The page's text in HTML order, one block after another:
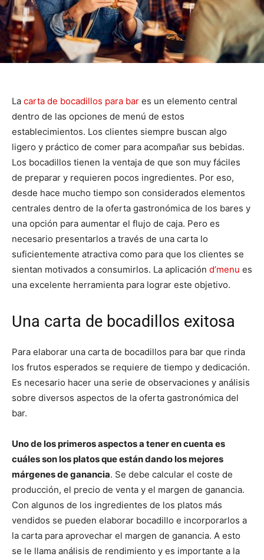
La carta de bocadillos para bar es un elemento central
dentro de las opciones de menú de estos
establecimientos. Los clientes siempre buscan algo
ligero y práctico de comer para acompañar sus bebidas.
Los bocadillos tienen la ventaja de que son muy fáciles
de preparar y requieren pocos ingredientes. Por eso,
desde hace mucho tiempo son considerados elementos
centrales dentro de la oferta gastronómica de los bares y
una opción para aumentar el flujo de caja. Pero es
necesario presentarlos a través de una carta lo
suficientemente atractiva como para que los clientes se
sientan motivados a consumirlos. La aplicación d’menu es
una excelente herramienta para lograr este objetivo.
Una carta de bocadillos exitosa
Para elaborar una carta de bocadillos para bar que rinda
los frutos esperados se requiere de tiempo y dedicación.
Es necesario hacer una serie de observaciones y análisis
sobre diversos aspectos de la oferta gastronómica del
bar.
Uno de los primeros aspectos a tener en cuenta es
cuáles son los platos que están dando los mejores
márgenes de ganancia. Se debe calcular el coste de
producción, el precio de venta y el margen de ganancia.
Con algunos de los ingredientes de los platos más
vendidos se pueden elaborar bocadillo e incorporarlos a
la carta para aprovechar el margen de ganancia. A esto
se le llama análisis de rendimiento y es importante a la